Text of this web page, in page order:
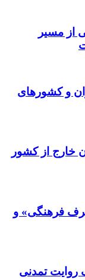
از مسیر
و کشورهای
خارج از کشور
فرهنگی» و
روایت تمدنی